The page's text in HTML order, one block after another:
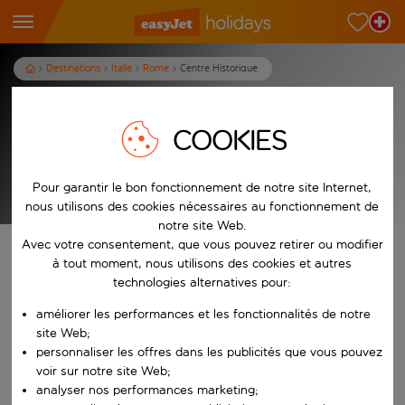
Destinations Italie Rome Centre Historique
Afficher les vacances
T&Cs apply
Trouvez votre séjour de rêve
Commencez à taper pour la saisie automatique. Lorsque les
Vers
COOKIES
Pour garantir le bon fonctionnement de notre site Internet,
nous utilisons des cookies nécessaires au fonctionnement de
notre site Web.
Avec votre consentement, que vous pouvez retirer ou modifier
à tout moment, nous utilisons des cookies et autres
technologies alternatives pour:
améliorer les performances et les fonctionnalités de notre
site Web;
personnaliser les offres dans les publicités que vous pouvez
voir sur notre site Web;
analyser nos performances marketing;